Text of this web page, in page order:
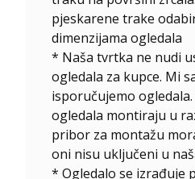
pjeskarene trake
dimenzijama ogledala
* Naša tvrtka ne nudi
ogledala za kupce. Mi
isporučujemo
ogledala montiraju u
pribor za montažu
oni nisu uključeni u
* Ogledalo se izrađuje